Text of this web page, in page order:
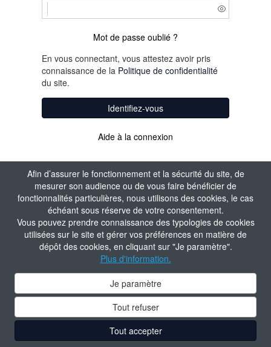
Afin d’assurer le fonctionnement et la sécurité du site, de
mesurer son audience ou de vous faire bénéficier de
fonctionnalités particulières, nous utilisons des cookies, le cas
échéant sous réserve de votre consentement.
Vous pouvez prendre connaissance des typologies de cookies
utilisées sur le site et gérer vos préférences en matière de
dépôt des cookies, en cliquant sur "Je paramètre".
Plus d'information.
Je paramètre
Tout refuser
Tout accepter
Mot de passe oublié ?
En vous connectant, vous attestez avoir pris
connaissance de la Politique de confidentialité
du site.
Identifiez-vous
Aide à la connexion